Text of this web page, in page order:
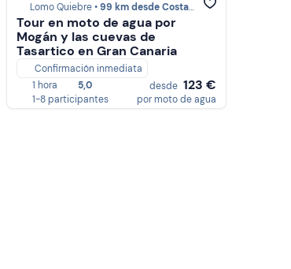
Lomo Quiebre •99 km desde Costa Adeje
Tour en moto de agua por
Mogán y las cuevas de
Tasartico en Gran Canaria
Confirmación inmediata
1 hora
5,0
1-8 participantes
desde 123 €
por moto de agua